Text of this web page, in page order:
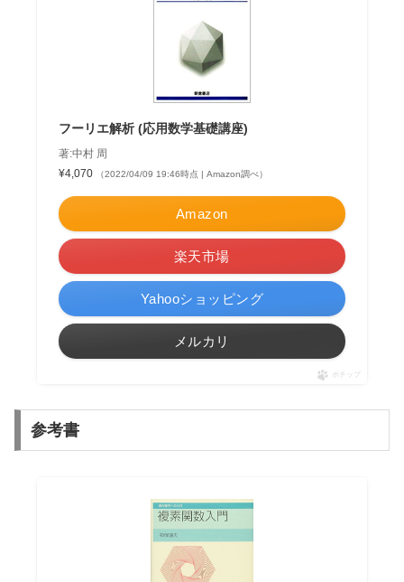
フーリエ解析 (応用数学基礎講座)
著:中村 周
¥4,070
（2022/04/09 19:46時点 | Amazon調べ）
Amazon
楽天市場
Yahooショッピング
メルカリ
ポチップ
参考書